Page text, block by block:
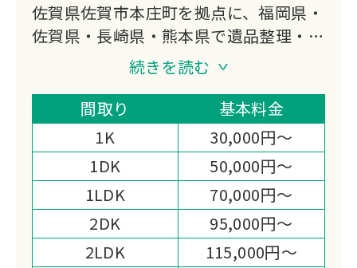
佐賀県佐賀市本庄町を拠点に、福岡県・
佐賀県・長崎県・熊本県で遺品整理・生
前整理・特殊清掃に対応しています。
遺品整理士の資格を持つスタッフがデジ
タル遺品整理からお焚き上げ・遺品供養
まで幅広く担い、一般廃棄物業者との提
携と損害保険加入を備えた体制が選ばれ
る理由です。
続きを読む
間取り
基本料金
1K
30,000円～
1DK
50,000円～
1LDK
70,000円～
2DK
95,000円～
2LDK
115,000円～